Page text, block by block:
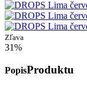
Zľava
31%
PopisProduktu